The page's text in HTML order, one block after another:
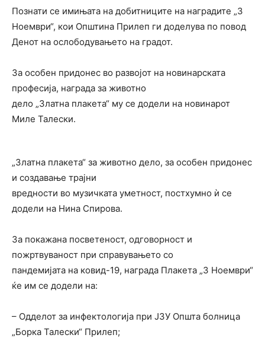
Познати се имињата на добитниците на наградите „3
Ноември“, кои Општина Прилеп ги доделува по повод
Денот на ослободувањето на градот.
За особен придонес во развојот на новинарската
професија, награда за животно
дело „Златна плакета“ му се додели на новинарот
Миле Талески.
„Златна плакета“ за животно дело, за особен придонес
и создавање трајни
вредности во музичката уметност, постхумно ѝ се
додели на Нина Спирова.
За покажана посветеност, одговорност и
пожртвуваност при справувањето со
пандемијата на ковид-19, награда Плакета „3 Ноември“
ќе им се додели на:
– Одделот за инфектологија при ЈЗУ Општа болница
„Борка Талески“ Прилеп;